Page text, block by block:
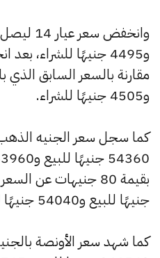
و4505 جنيهًا للشراء.
كما سجل سعر الجنيه
جنيهًا للبيع و54040 جنيهًا للشراء.
كما شهد سعر الأونصة